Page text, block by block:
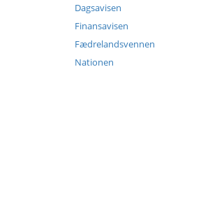
Dagsavisen
Finansavisen
Fædrelandsvennen
Nationen